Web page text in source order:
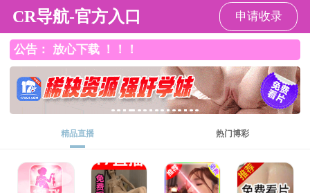
电子信息 电子信息